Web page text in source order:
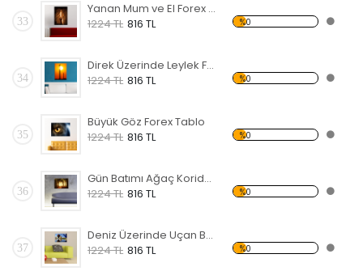
33
Yanan Mum ve El Forex Tablo
1224 TL 816 TL %0
34
Direk Üzerinde Leylek Forex Tablo
1224 TL 816 TL %0
35
Büyük Göz Forex Tablo
1224 TL 816 TL %0
36
Gün Batımı Ağaç Koridor Forex Tablo
1224 TL 816 TL %0
37
Deniz Üzerinde Uçan Balonlar Forex Tablo
1224 TL 816 TL %0